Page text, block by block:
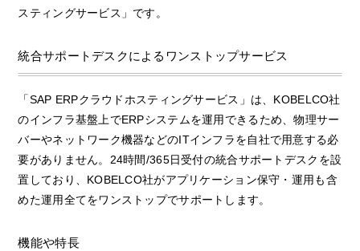
スティングサービス」です。
統合サポートデスクによるワンストップサービス
「SAP ERPクラウドホスティングサービス」は、KOBELCO社
のインフラ基盤上でERPシステムを運用できるため、物理サー
バーやネットワーク機器などのITインフラを自社で用意する必
要がありません。24時間/365日受付の統合サポートデスクを設
置しており、KOBELCO社がアプリケーション保守・運用も含
めた運用全てをワンストップでサポートします。
機能や特長